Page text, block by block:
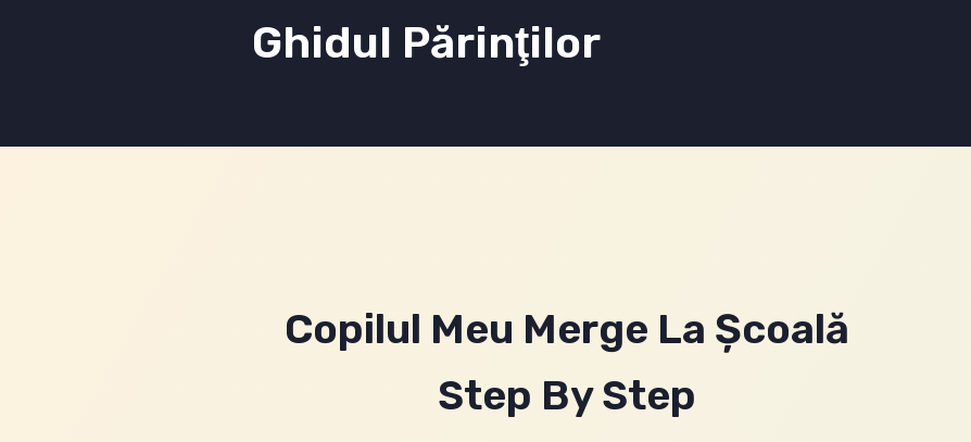
Ghidul Părinţilor
Copilul Meu Merge La Şcoală
Step By Step